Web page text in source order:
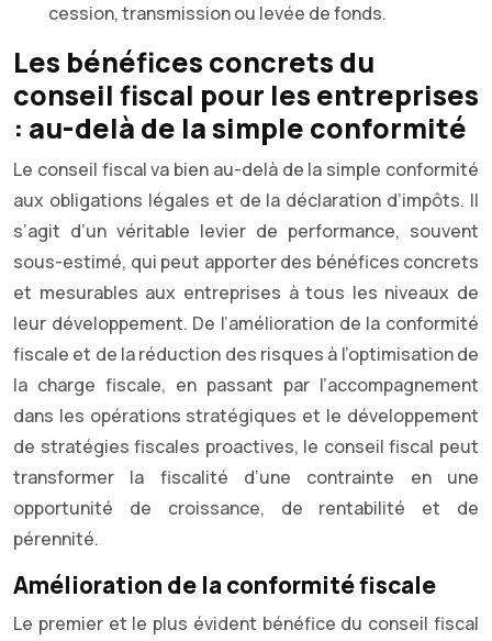
cession, transmission ou levée de fonds.
Les bénéfices concrets du
conseil fiscal pour les entreprises
: au-delà de la simple conformité
Le conseil fiscal va bien au-delà de la simple conformité
aux obligations légales et de la déclaration d’impôts. Il
s’agit d’un véritable levier de performance, souvent
sous-estimé, qui peut apporter des bénéfices concrets
et mesurables aux entreprises à tous les niveaux de
leur développement. De l’amélioration de la conformité
fiscale et de la réduction des risques à l’optimisation de
la charge fiscale, en passant par l’accompagnement
dans les opérations stratégiques et le développement
de stratégies fiscales proactives, le conseil fiscal peut
transformer la fiscalité d’une contrainte en une
opportunité de croissance, de rentabilité et de
pérennité.
Amélioration de la conformité fiscale
Le premier et le plus évident bénéfice du conseil fiscal